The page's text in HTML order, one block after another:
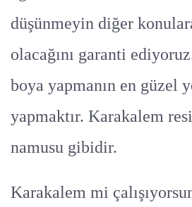
düşünmeyin diğer
olacağını garanti
boya yapmanın en güzel
yapmaktır. Karakalem
namusu gibidir.
Karakalem mi